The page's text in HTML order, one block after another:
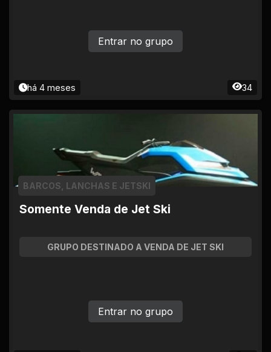
há 4 meses 34
Entrar no grupo
Somente Venda de Jet Ski
BARCOS, LANCHAS E JETSKI
GRUPO DESTINADO A VENDA DE JET SKI
Entrar no grupo